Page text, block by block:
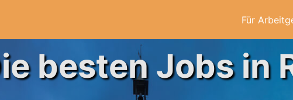
Für
besten Jobs in